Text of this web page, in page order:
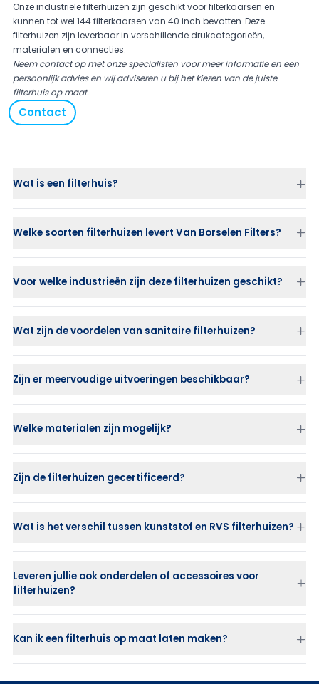
Onze industriële filterhuizen zijn geschikt voor filterkaarsen en
kunnen tot wel 144 filterkaarsen van 40 inch bevatten. Deze
filterhuizen zijn leverbaar in verschillende drukcategorieën,
materialen en connecties.
Neem contact opmet onze specialisten voor meer informatie en een
persoonlijk advies en wij adviseren u bij het kiezen van de juiste
filterhuis op maat.
Contact
Wat is een filterhuis?
Welke soorten filterhuizen levert Van Borselen Filters?
Voor welke industrieën zijn deze filterhuizen geschikt?
Wat zijn de voordelen van sanitaire filterhuizen?
Zijn er meervoudige uitvoeringen beschikbaar?
Welke materialen zijn mogelijk?
Zijn de filterhuizen gecertificeerd?
Wat is het verschil tussen kunststof en RVS filterhuizen?
RVS filterhuizenzijn sterk, duurzaam en geschikt voor hoge
Kunststof filterhuizen (PP of PVDF)zijn ideaal bij corrosieve of
chemische vloeistoffen waar RVS niet toepasbaar is.
Leveren jullie ook onderdelen of accessoires voor
filterhuizen?
Kan ik een filterhuis op maat laten maken?